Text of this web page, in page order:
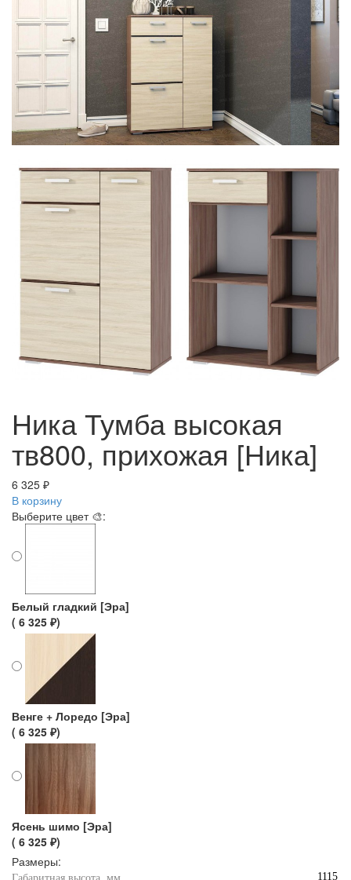
Ника Тумба высокая
тв800, прихожая [Ника]
6 325 ₽
В корзину
Выберите цвет 🎨:
Белый гладкий [Эра]
( 6 325 ₽)
Венге + Лоредо [Эра]
( 6 325 ₽)
Ясень шимо [Эра]
( 6 325 ₽)
Размеры:
Габаритная высота, мм 1115